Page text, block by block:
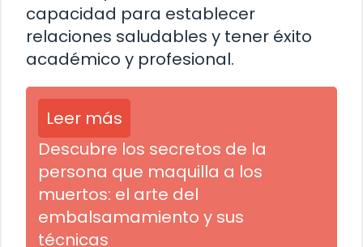
capacidad para establecer
relaciones saludables y tener éxito
académico y profesional.
Leer más
Descubre los secretos de la
persona que maquilla a los
muertos: el arte del
embalsamamiento y sus
técnicas